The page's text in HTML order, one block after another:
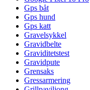
Gps båt
Gps hund
Gps katt
Gravelsykkel
Gravidbelte
Graviditetstest
Gravidpute
Grensaks
Gressarmering